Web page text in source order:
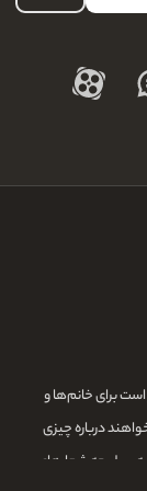
است برای خانم‌ها و
درباره چیزی
سرلوحه شعارهای